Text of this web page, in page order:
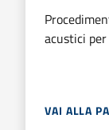
acustici
VAI ALLA